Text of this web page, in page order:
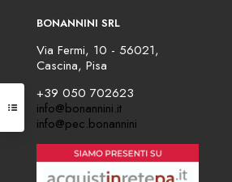
BONANNINI SRL
Via Fermi, 10 - 56021,
Cascina, Pisa
+39 050 702623
info@bonannini.it
info@pec.bonannini